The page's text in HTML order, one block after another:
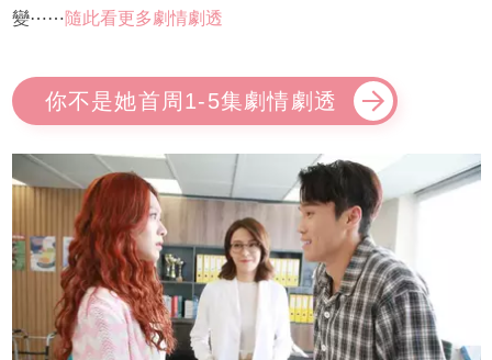
變⋯⋯隨此看更多劇情劇透
你不是她首周1-5集劇情劇透